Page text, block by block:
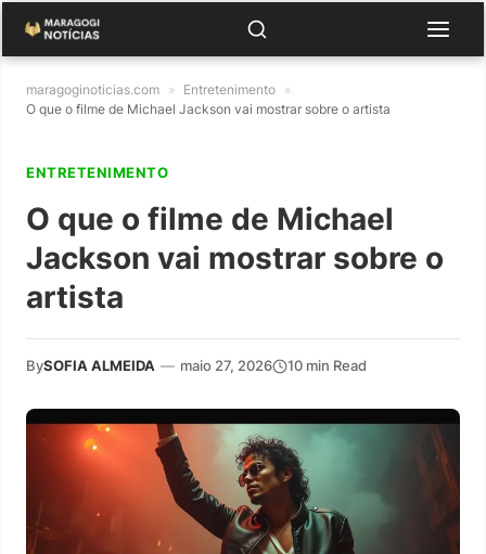
maragoginoticias.com » Entretenimento »
O que o filme de Michael Jackson vai mostrar sobre o artista
ENTRETENIMENTO
O que o filme de Michael
Jackson vai mostrar sobre o
artista
BySOFIA ALMEIDA — maio 27, 2026 10 min Read